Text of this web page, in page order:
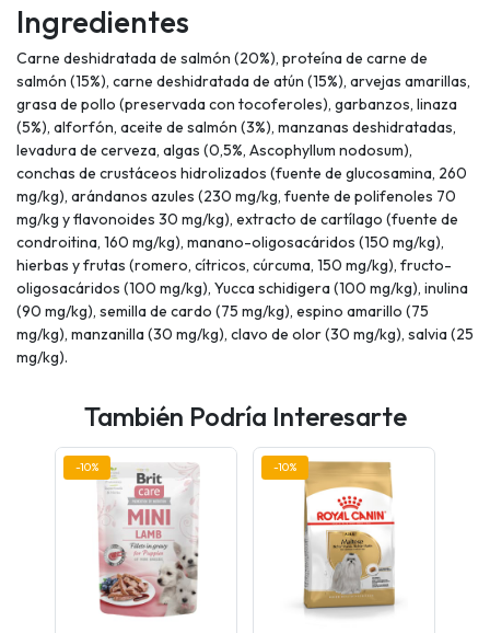
Ingredientes
Carne deshidratada de salmón (20%), proteína de carne de
salmón (15%), carne deshidratada de atún (15%), arvejas amarillas,
grasa de pollo (preservada con tocoferoles), garbanzos, linaza
(5%), alforfón, aceite de salmón (3%), manzanas deshidratadas,
levadura de cerveza, algas (0,5%, Ascophyllum nodosum),
conchas de crustáceos hidrolizados (fuente de glucosamina, 260
mg/kg), arándanos azules (230 mg/kg, fuente de polifenoles 70
mg/kg y flavonoides 30 mg/kg), extracto de cartílago (fuente de
condroitina, 160 mg/kg), manano-oligosacáridos (150 mg/kg),
hierbas y frutas (romero, cítricos, cúrcuma, 150 mg/kg), fructo-
oligosacáridos (100 mg/kg), Yucca schidigera (100 mg/kg), inulina
(90 mg/kg), semilla de cardo (75 mg/kg), espino amarillo (75
mg/kg), manzanilla (30 mg/kg), clavo de olor (30 mg/kg), salvia (25
mg/kg).
También Podría Interesarte
-10% -10%